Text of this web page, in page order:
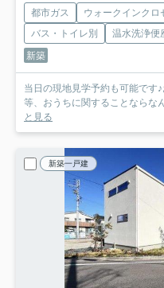
都市ガス ウォークインクロ
バス・トイレ別
温水洗浄便
新築
当日の現地見学予約も可能です
等、おうちに関することならな
と見る
新築一戸建